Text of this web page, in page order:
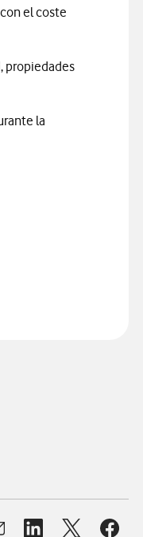
el coste
propiedades
la